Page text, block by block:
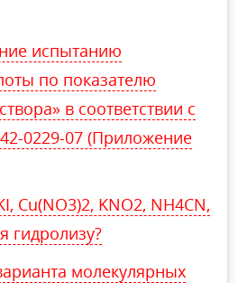
испытанию
по показателю
в соответствии с
0229-07 (Приложение
Cu(NO3)2, KNO2, NH4CN,
гидролизу?
молекулярных